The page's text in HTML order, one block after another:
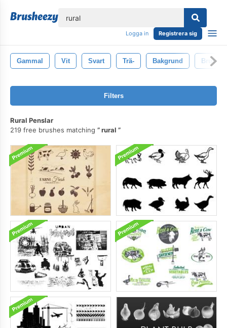
Logga in Registrera sig
Gammal Vit Svart Trä- Bakgrund Brun
Filters
Rural Penslar
219 free brushes matching
rural